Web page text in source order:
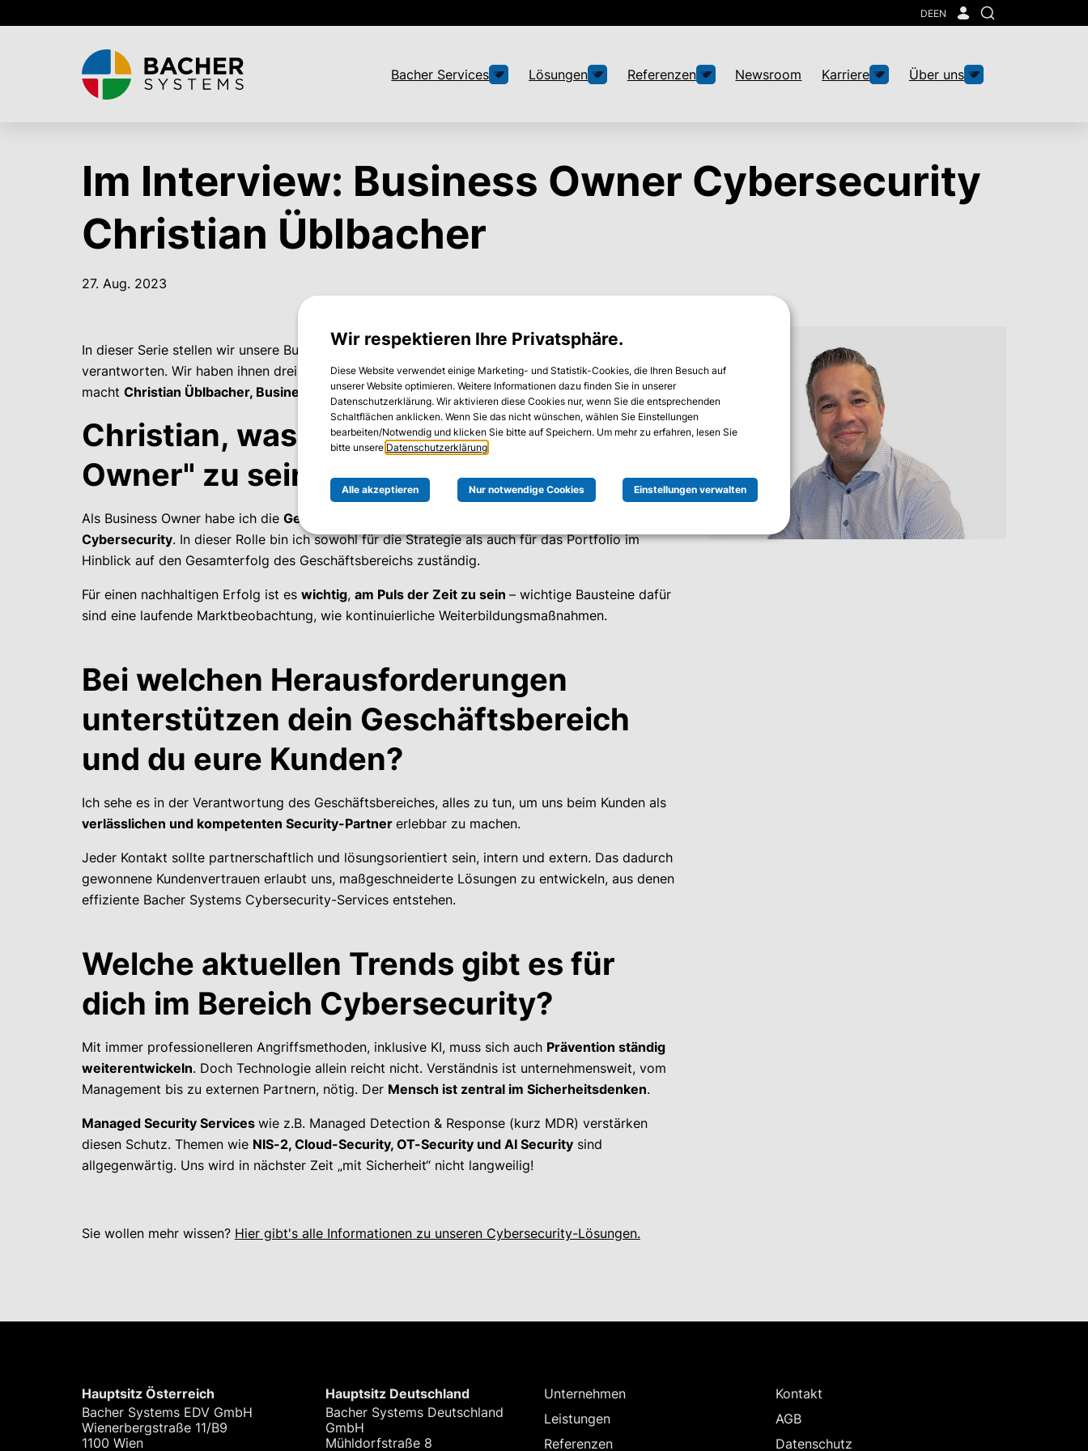
DEEN
Suche
Bacher Services Lösungen Referenzen Newsroom Karriere Über uns
Im Interview: Business Owner Cybersecurity
Christian Üblbacher
27. Aug. 2023
In dieser Serie stellen wir unsere Business Owner vor, die jeweils einen Geschäftsbereich
verantworten. Wir haben ihnen drei Fragen gestellt und hier sind ihre Antworten. Den Anfang
macht Christian Üblbacher, Business Owner Cybersecurity.
Christian, was bedeutet "Business
Owner" zu sein für dich?
Als Business Owner habe ich die Gesamtverantwortung für den Geschäftsbereich
Cybersecurity. In dieser Rolle bin ich sowohl für die Strategie als auch für das Portfolio im
Hinblick auf den Gesamterfolg des Geschäftsbereichs zuständig.
Für einen nachhaltigen Erfolg ist es wichtig, am Puls der Zeit zu sein – wichtige Bausteine dafür
sind eine laufende Marktbeobachtung, wie kontinuierliche Weiterbildungsmaßnahmen.
Bei welchen Herausforderungen
unterstützen dein Geschäftsbereich
und du eure Kunden?
Ich sehe es in der Verantwortung des Geschäftsbereiches, alles zu tun, um uns beim Kunden als
verlässlichen und kompetenten Security-Partner erlebbar zu machen.
Jeder Kontakt sollte partnerschaftlich und lösungsorientiert sein, intern und extern. Das dadurch
gewonnene Kundenvertrauen erlaubt uns, maßgeschneiderte Lösungen zu entwickeln, aus denen
effiziente Bacher Systems Cybersecurity-Services entstehen.
Welche aktuellen Trends gibt es für
dich im Bereich Cybersecurity?
Mit immer professionelleren Angriffsmethoden, inklusive KI, muss sich auch Prävention ständig
weiterentwickeln. Doch Technologie allein reicht nicht. Verständnis ist unternehmensweit, vom
Management bis zu externen Partnern, nötig. Der Mensch ist zentral im Sicherheitsdenken.
Managed Security Services wie z.B. Managed Detection & Response (kurz MDR) verstärken
diesen Schutz. Themen wie NIS-2, Cloud-Security, OT-Security und AI Securitysind
allgegenwärtig. Uns wird in nächster Zeit „mit Sicherheit“ nicht langweilig!
Sie wollen mehr wissen? Hier gibt's alle Informationen zu unseren Cybersecurity-Lösungen.
Wir respektieren Ihre Privatsphäre.
Diese Website verwendet einige Marketing- und Statistik-Cookies, die Ihren Besuch auf
unserer Website optimieren. Weitere Informationen dazu finden Sie in unserer
Datenschutzerklärung. Wir aktivieren diese Cookies nur, wenn Sie die entsprechenden
Schaltflächen anklicken. Wenn Sie das nicht wünschen, wählen Sie Einstellungen
bearbeiten/Notwendig und klicken Sie bitte auf Speichern. Um mehr zu erfahren, lesen Sie
bitte unsere Datenschutzerklärung
Alle akzeptieren Nur notwendige Cookies Einstellungen verwalten
Hauptsitz Österreich
Bacher Systems EDV GmbH
Wienerbergstraße 11/B9
1100 Wien
Hauptsitz Deutschland
Bacher Systems Deutschland
GmbH
Mühldorfstraße 8
Unternehmen
Leistungen
Referenzen
Kontakt
AGB
Datenschutz